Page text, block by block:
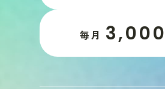
毎月 3,000